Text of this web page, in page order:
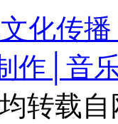
化传
作│音
转载